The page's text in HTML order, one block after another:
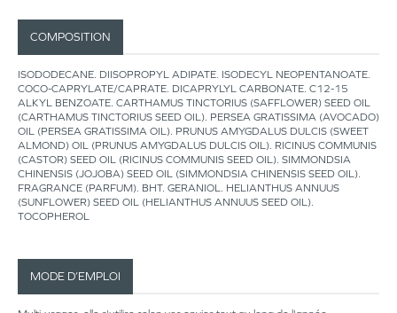
COMPOSITION
ISODODECANE. DIISOPROPYL ADIPATE. ISODECYL NEOPENTANOATE.
COCO-CAPRYLATE/CAPRATE. DICAPRYLYL CARBONATE. C12-15
ALKYL BENZOATE. CARTHAMUS TINCTORIUS (SAFFLOWER) SEED OIL
(CARTHAMUS TINCTORIUS SEED OIL). PERSEA GRATISSIMA (AVOCADO)
OIL (PERSEA GRATISSIMA OIL). PRUNUS AMYGDALUS DULCIS (SWEET
ALMOND) OIL (PRUNUS AMYGDALUS DULCIS OIL). RICINUS COMMUNIS
(CASTOR) SEED OIL (RICINUS COMMUNIS SEED OIL). SIMMONDSIA
CHINENSIS (JOJOBA) SEED OIL (SIMMONDSIA CHINENSIS SEED OIL).
FRAGRANCE (PARFUM). BHT. GERANIOL. HELIANTHUS ANNUUS
(SUNFLOWER) SEED OIL (HELIANTHUS ANNUUS SEED OIL).
TOCOPHEROL
MODE D’EMPLOI